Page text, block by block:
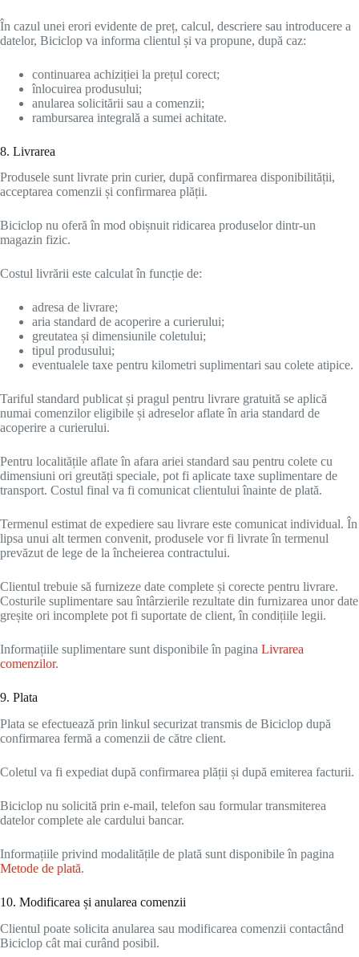
În cazul unei erori evidente de preț, calcul, descriere sau introducere a
datelor, Biciclop va informa clientul și va propune, după caz:
continuarea achiziției la prețul corect;
înlocuirea produsului;
anularea solicitării sau a comenzii;
rambursarea integrală a sumei achitate.
8. Livrarea
Produsele sunt livrate prin curier, după confirmarea disponibilității,
acceptarea comenzii și confirmarea plății.
Biciclop nu oferă în mod obișnuit ridicarea produselor dintr-un
magazin fizic.
Costul livrării este calculat în funcție de:
adresa de livrare;
aria standard de acoperire a curierului;
greutatea și dimensiunile coletului;
tipul produsului;
eventualele taxe pentru kilometri suplimentari sau colete atipice.
Tariful standard publicat și pragul pentru livrare gratuită se aplică
numai comenzilor eligibile și adreselor aflate în aria standard de
acoperire a curierului.
Pentru localitățile aflate în afara ariei standard sau pentru colete cu
dimensiuni ori greutăți speciale, pot fi aplicate taxe suplimentare de
transport. Costul final va fi comunicat clientului înainte de plată.
Termenul estimat de expediere sau livrare este comunicat individual. În
lipsa unui alt termen convenit, produsele vor fi livrate în termenul
prevăzut de lege de la încheierea contractului.
Clientul trebuie să furnizeze date complete și corecte pentru livrare.
Costurile suplimentare sau întârzierile rezultate din furnizarea unor date
greșite ori incomplete pot fi suportate de client, în condițiile legii.
Informațiile suplimentare sunt disponibile în pagina Livrarea
comenzilor.
9. Plata
Plata se efectuează prin linkul securizat transmis de Biciclop după
confirmarea fermă a comenzii de către client.
Coletul va fi expediat după confirmarea plății și după emiterea facturii.
Biciclop nu solicită prin e-mail, telefon sau formular transmiterea
datelor complete ale cardului bancar.
Informațiile privind modalitățile de plată sunt disponibile în pagina
Metode de plată.
10. Modificarea și anularea comenzii
Clientul poate solicita anularea sau modificarea comenzii contactând
Biciclop cât mai curând posibil.